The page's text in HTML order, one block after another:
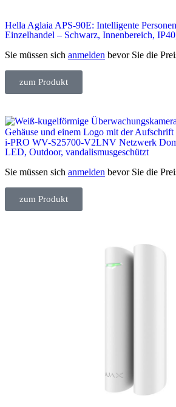
Hella Aglaia APS-90E: Intelligente
Einzelhandel – Schwarz, Innenbereich,
Sie müssen sich anmelden bevor Sie die
zum Produkt
i-PRO WV-S25700-V2LNV Netzwerk
LED, Outdoor, vandalismusgeschützt
Sie müssen sich anmelden bevor Sie die
zum Produkt